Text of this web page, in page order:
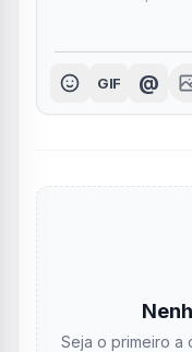
GIF @
Seja o primeiro a